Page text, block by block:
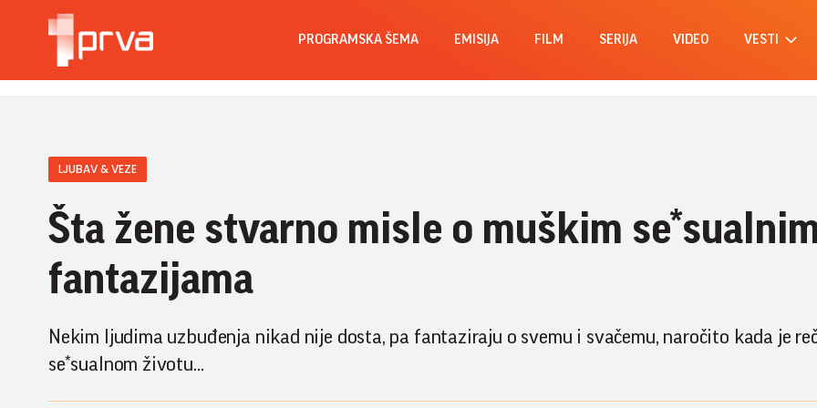
PROGRAMSKA ŠEMA EMISIJA FILM SERIJA VIDEO VESTI
LJUBAV & VEZE
Šta žene stvarno misle o muškim
fantazijama
Nekim ljudima uzbuđenja nikad nije dosta, pa fantaziraju o svemu i svačemu, naročito kada je
se*sualnom životu...